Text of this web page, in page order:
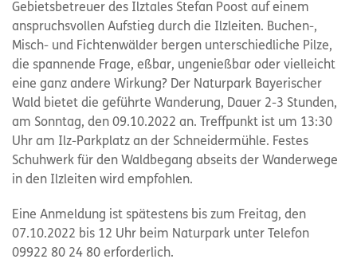
Gebietsbetreuer des Ilztales Stefan Poost auf einem
anspruchsvollen Aufstieg durch die Ilzleiten. Buchen-,
Misch- und Fichtenwälder bergen unterschiedliche Pilze,
die spannende Frage, eßbar, ungenießbar oder vielleicht
eine ganz andere Wirkung? Der Naturpark Bayerischer
Wald bietet die geführte Wanderung, Dauer 2-3 Stunden,
am Sonntag, den 09.10.2022 an. Treffpunkt ist um 13:30
Uhr am Ilz-Parkplatz an der Schneidermühle. Festes
Schuhwerk für den Waldbegang abseits der Wanderwege
in den Ilzleiten wird empfohlen.
Eine Anmeldung ist spätestens bis zum Freitag, den
07.10.2022 bis 12 Uhr beim Naturpark unter Telefon
09922 80 24 80 erforderlich.